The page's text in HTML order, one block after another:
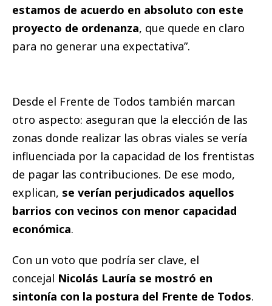
estamos de acuerdo en absoluto con este
proyecto de ordenanza, que quede en claro
para no generar una expectativa”.
Desde el Frente de Todos también marcan
otro aspecto: aseguran que la elección de las
zonas donde realizar las obras viales se vería
influenciada por la capacidad de los frentistas
de pagar las contribuciones. De ese modo,
explican, se verían perjudicados aquellos
barrios con vecinos con menor capacidad
económica.
Con un voto que podría ser clave, el
concejal Nicolás Lauría se mostró en
sintonía con la postura del Frente de Todos.